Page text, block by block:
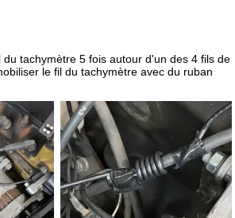
du tachymètre 5 fois autour d'un des 4 fils de
le fil du tachymètre avec du ruban